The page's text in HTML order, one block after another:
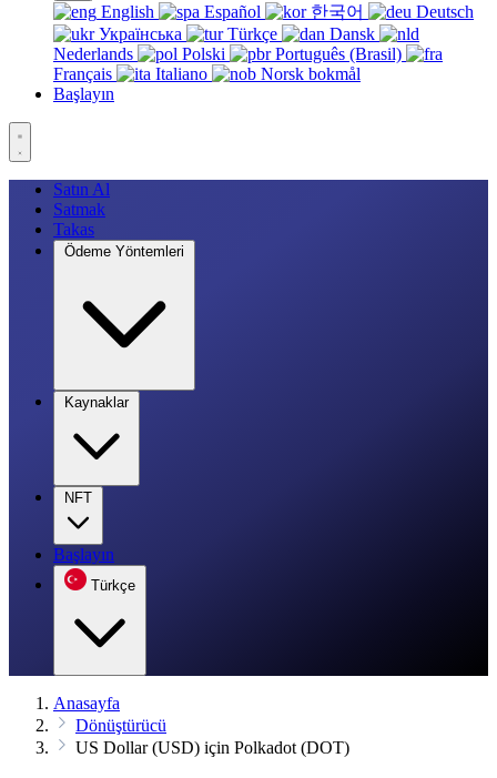
English Español 한국어
Deutsch
Українська
Türkçe
Dansk
Nederlands
Polski
Português (Brasil)
Français
Italiano
Norsk bokmål
Başlayın
Satın Al
Satmak
Takas
Ödeme Yöntemleri
Kaynaklar
NFT
Başlayın
Türkçe
Anasayfa
Dönüştürücü
US Dollar (USD) için Polkadot (DOT)